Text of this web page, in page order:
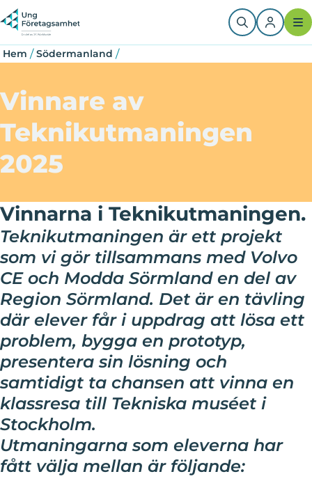
Hoppa
till
huvudinnehåll
Länkstig
Hem / Södermanland /
Vinnare av
Teknikutmaningen
2025
Vinnarna i Teknikutmaningen.
Teknikutmaningen är ett projekt
som vi gör tillsammans med Volvo
CE och Modda Sörmland en del av
Region Sörmland. Det är en tävling
där elever får i uppdrag att lösa ett
problem, bygga en prototyp,
presentera sin lösning och
samtidigt ta chansen att vinna en
klassresa till Tekniska muséet i
Stockholm.
Utmaningarna som eleverna har
fått välja mellan är följande: